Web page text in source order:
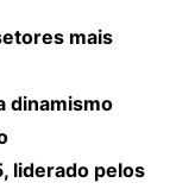
mais
dinamismo
liderado pelos